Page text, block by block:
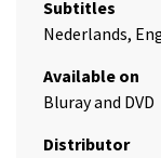
Subtitles
Nederlands,
Available on
Bluray and DVD
Distributor